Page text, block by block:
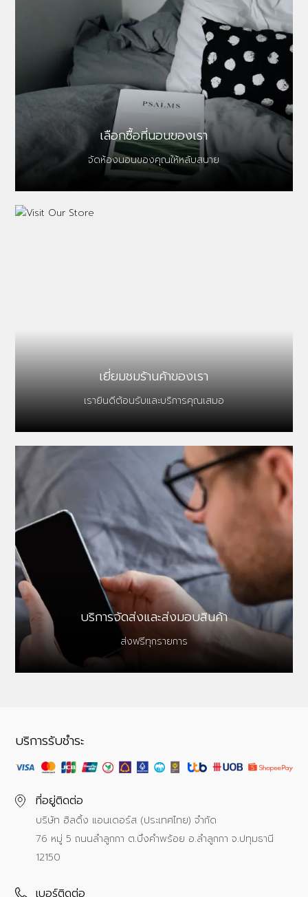
เลือกซื้อที่นอนของเรา
จัดห้องนอนของคุณให้หลับสบาย
เยี่ยมชมร้านค้าของเรา
เรายินดีต้อนรับและบริการคุณเสมอ
บริการจัดส่งและส่งมอบสินค้า
ส่งฟรีทุกรายการ
บริการรับชำระ
ที่อยู่ติดต่อ
บริษัท ฮิลดิ้ง แอนเดอร์ส (ประเทศไทย) จำกัด
76 หมู่ 5 ถนนลำลูกกา ต.บึงคำพร้อย อ.ลำลูกกา จ.ปทุมธานี
12150